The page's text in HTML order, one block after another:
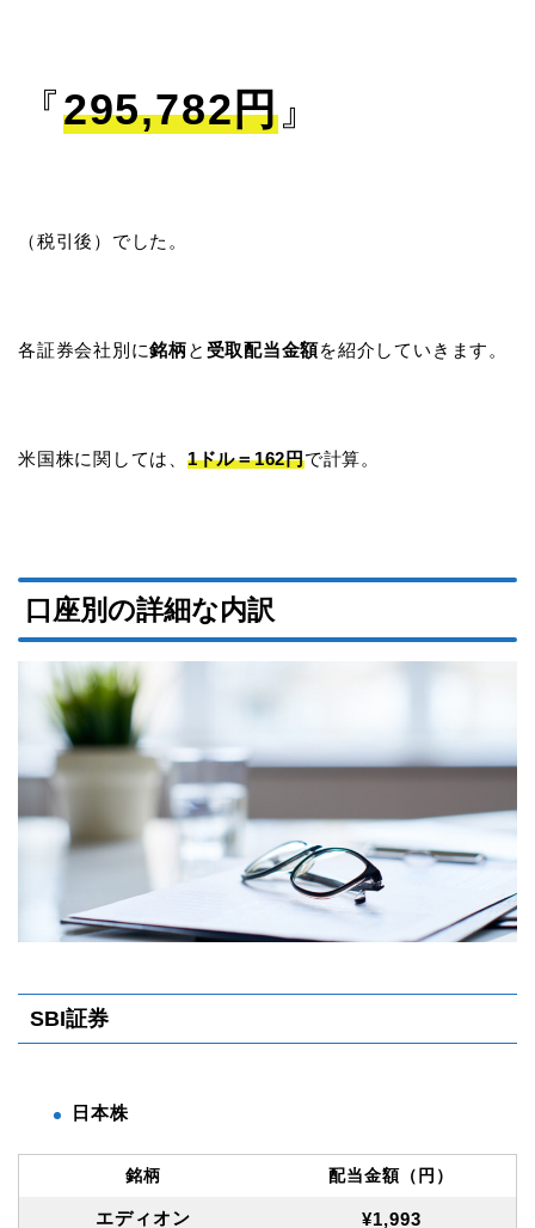
『295,782円 』
（税引後）でした。
各証券会社別に銘柄と 受取配当金額を紹介していきます。
米国株に関しては、 1ドル＝162円で計算。
口座別の詳細な内訳
SBI証券
日本株
銘柄 配当金額（円）
エディオン ¥1,993